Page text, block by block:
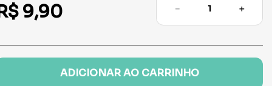
9,90 ＋
－
ADICIONAR AO CARRINHO